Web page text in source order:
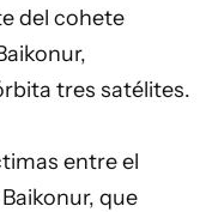
del cohete
tres satélites.
entre el
que